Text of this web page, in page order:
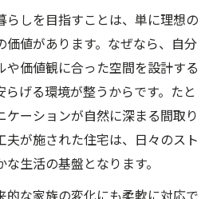
えた住まい設計の考え方
間なら注文住宅で実現
実現する静かな住環境の工夫
しを叶える間取りの選び方
もたらす安心感の理由を解説
げる空間構成のポイント
平和的な日々を生む理由
らしを目指すことは、単に理想の
価値があります。なぜなら、自分
や価値観に合った空間を設計する
らげる環境が整うからです。たと
ケーションが自然に深まる間取り
夫が施された住宅は、日々のスト
生活の基盤となります。
的な家族の変化にも柔軟に対応で